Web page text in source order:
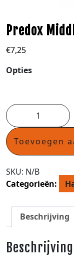
Predox
€7,25
Opties
Toevoegen
SKU: N/B
Categorieën:
Beschrijving
Beschrijving